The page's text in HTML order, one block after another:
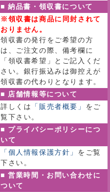
■ 納品書・領収書について
※領収書は商品に同封されて
おりません。
領収書の発行をご希望の方
は、ご注文の際、備考欄に
「領収書希望」とご記入くだ
さい。銀行振込みは御控えが
領収書の代わりとなります。
■ 店舗情報等について
詳しくは
「販売者概要」 をご
覧下さい。
■ プライバシーポリシーにつ
いて
「個人情報保護方針」 をご覧
下さい。
■ 営業時間・お問い合わせに
ついて